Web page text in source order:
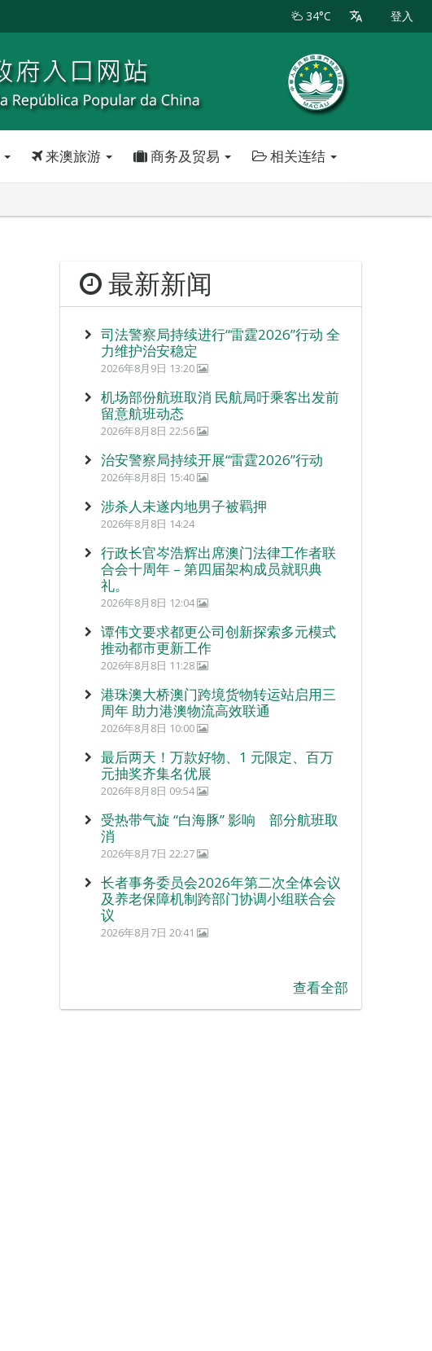
34°C 登入
来澳旅游 商务及贸易 相关连结
最新新闻
司法警察局持续进行“雷霆2026”行动 全
力维护治安稳定
2026年8月9日 13:20
机场部份航班取消 民航局吁乘客出发前
留意航班动态
2026年8月8日 22:56
治安警察局持续开展“雷霆2026”行动
2026年8月8日 15:40
涉杀人未遂内地男子被羁押
2026年8月8日 14:24
行政长官岑浩辉出席澳门法律工作者联
合会十周年 – 第四届架构成员就职典
礼。
2026年8月8日 12:04
谭伟文要求都更公司创新探索多元模式
推动都市更新工作
2026年8月8日 11:28
港珠澳大桥澳门跨境货物转运站启用三
周年 助力港澳物流高效联通
2026年8月8日 10:00
最后两天！万款好物、1 元限定、百万
元抽奖齐集名优展
2026年8月8日 09:54
受热带气旋 “白海豚” 影响 部分航班取
消
2026年8月7日 22:27
长者事务委员会2026年第二次全体会议
及养老保障机制跨部门协调小组联合会
议
2026年8月7日 20:41
查看全部